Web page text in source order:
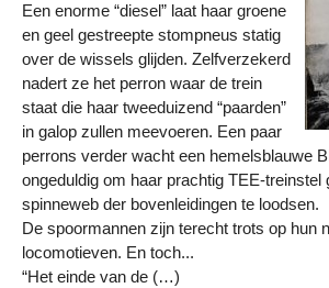
Een enorme “diesel” laat haar groene
en geel gestreepte stompneus statig
over de wissels glijden. Zelfverzekerd
nadert ze het perron waar de trein
staat die haar tweeduizend “paarden”
in galop zullen meevoeren. Een paar
perrons verder wacht een hemelsblauwe
ongeduldig om haar prachtig TEE-treinstel
spinneweb der bovenleidingen te loodsen.
De spoormannen zijn terecht trots op hun
locomotieven. En toch...
“Het einde van de (…)